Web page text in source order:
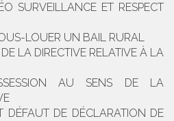
SURVEILLANCE ET RESPECT
LOUER UN BAIL RURAL
LA DIRECTIVE RELATIVE À LA
AU SENS DE LA
DÉFAUT DE DÉCLARATION DE